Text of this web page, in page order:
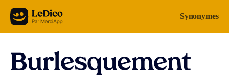
Aller au contenu Synonymes
Burlesquement